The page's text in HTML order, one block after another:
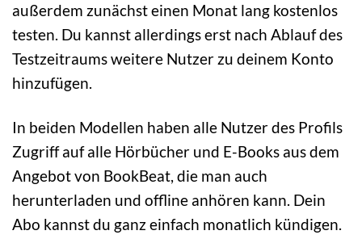
außerdem zunächst einen Monat lang kostenlos
testen. Du kannst allerdings erst nach Ablauf des
Testzeitraums weitere Nutzer zu deinem Konto
hinzufügen.
In beiden Modellen haben alle Nutzer des Profils
Zugriff auf alle Hörbücher und E-Books aus dem
Angebot von BookBeat, die man auch
herunterladen und offline anhören kann. Dein
Abo kannst du ganz einfach monatlich kündigen.